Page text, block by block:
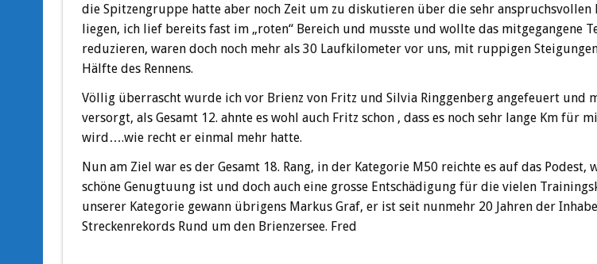
die Spitzengruppe hatte aber noch Zeit um zu diskutieren über die sehr anspruchsvollen
liegen, ich lief bereits fast im „roten“ Bereich und musste und wollte das mitgegangene
reduzieren, waren doch noch mehr als 30 Laufkilometer vor uns, mit ruppigen
Hälfte des Rennens.
Völlig überrascht wurde ich vor Brienz von Fritz und Silvia Ringgenberg angefeuert und
versorgt, als Gesamt 12. ahnte es wohl auch Fritz schon , dass es noch sehr lange Km für
wird….wie recht er einmal mehr hatte.
Nun am Ziel war es der Gesamt 18. Rang, in der Kategorie M50 reichte es auf das Podest,
schöne Genugtuung ist und doch auch eine grosse Entschädigung für die vielen
unserer Kategorie gewann übrigens Markus Graf, er ist seit nunmehr 20 Jahren der
Streckenrekords Rund um den Brienzersee. Fred